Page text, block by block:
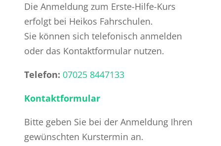
Die Anmeldung zum Erste-Hilfe-Kurs
erfolgt bei Heikos Fahrschulen.
Sie können sich telefonisch anmelden
oder das Kontaktformular nutzen.
Telefon: 07025 8447133
Kontaktformular
Bitte geben Sie bei der Anmeldung Ihren
gewünschten Kurstermin an.